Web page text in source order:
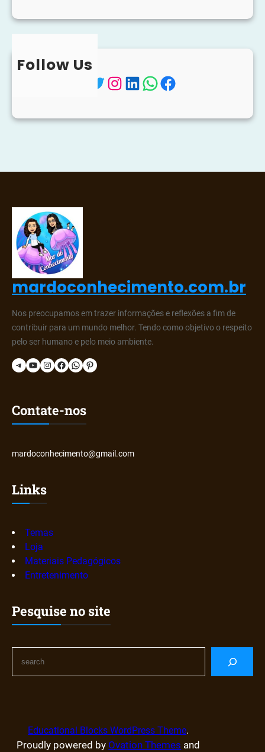
Follow Us
Instagram LinkedIn WhatsApp Facebook
mardoconhecimento.com.br
Nos preocupamos em trazer informações e reflexões a fim de
contribuir para um mundo melhor. Tendo como objetivo o respeito
pelo ser humano e pelo meio ambiente.
Telegram YouTube Instagram Facebook WhatsApp Pinterest
Contate-nos
mardoconhecimento@gmail.com
Links
Temas
Loja
Materiais Pedagógicos
Entretenimento
Pesquise no site
Educational Blocks WordPress Theme.
Proudly powered by Ovation Themes and